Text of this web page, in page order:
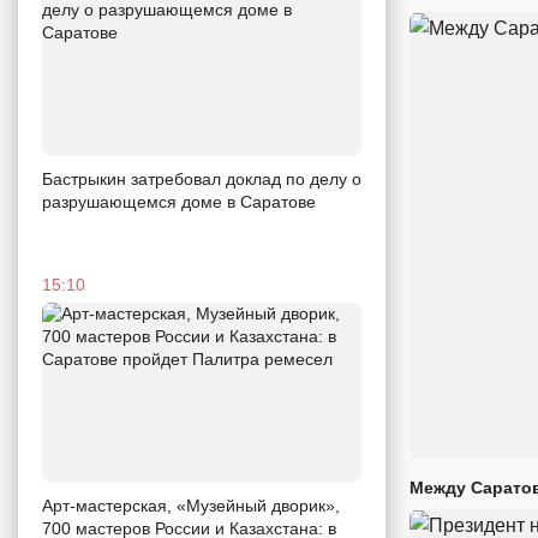
Бастрыкин затребовал доклад по делу о
разрушающемся доме в Саратове
15:10
Арт-мастерская, «Музейный дворик»,
700 мастеров России и Казахстана: в
Между